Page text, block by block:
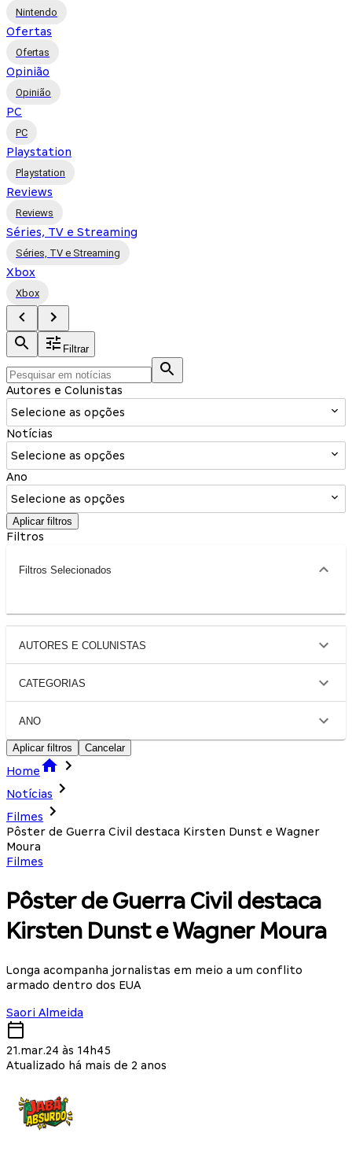
Nintendo
Ofertas
Ofertas
Opinião
Opinião
PC
PC
Playstation
Playstation
Reviews
Reviews
Séries, TV e Streaming
Séries, TV e Streaming
Xbox
Xbox
Filtrar
Autores e Colunistas
Selecione as opções
Notícias
Selecione as opções
Ano
Selecione as opções
Aplicar filtros
Filtros
Filtros Selecionados
AUTORES E COLUNISTAS
CATEGORIAS
ANO
Aplicar filtros Cancelar
Home
Notícias
Filmes
Pôster de Guerra Civil destaca Kirsten Dunst e Wagner
Moura
Filmes
Pôster de Guerra Civil destaca
Kirsten Dunst e Wagner Moura
Longa acompanha jornalistas em meio a um conflito
armado dentro dos EUA
Saori Almeida
21.mar.24 às 14h45
Atualizado há mais de 2 anos